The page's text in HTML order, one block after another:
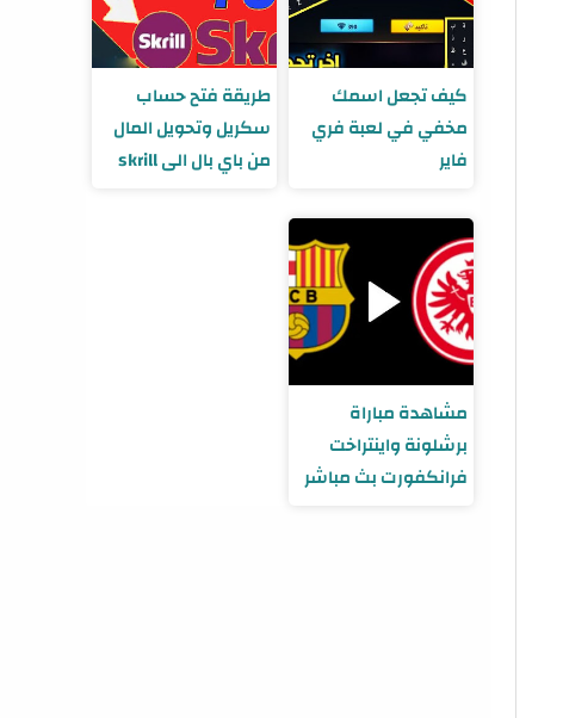
كيف تجعل اسمك
مخفي في لعبة فري
فاير
طريقة فتح حساب
سكريل وتحويل المال
من باي بال الى skrill
مشاهدة مباراة
برشلونة واينتراخت
فرانكفورت بث مباشر